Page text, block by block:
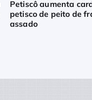
Petiscô aumenta
petisco de peito de
assado